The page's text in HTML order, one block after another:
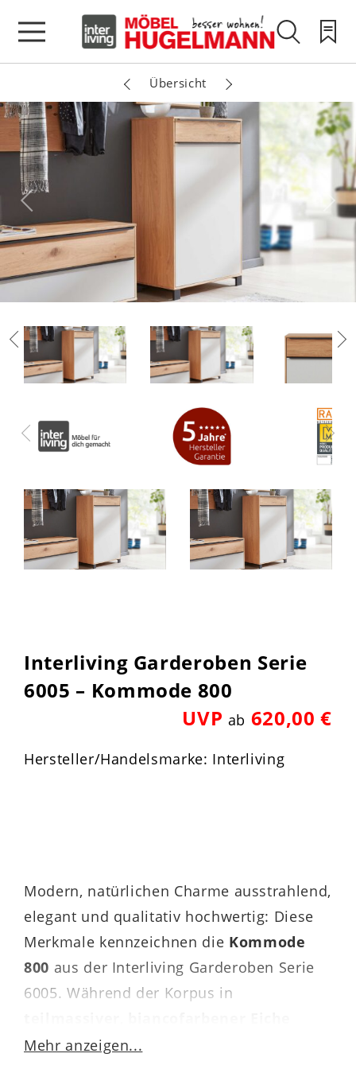
Übersicht
Interliving Garderoben Serie
6005 – Kommode 800
UVP ab 620,00 €
Hersteller/Handelsmarke: Interliving
Modern, natürlichen Charme ausstrahlend,
elegant und qualitativ hochwertig: Diese
Merkmale kennzeichnen die Kommode
800 aus der Interliving Garderoben Serie
6005. Während der Korpus in
gestaltet ist, präsentieren sich die Fronten
Mehr anzeigen...